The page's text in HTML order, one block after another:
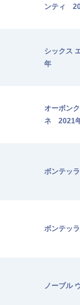
ンティ
シックス
年
オーボン
ネ 2021
ボンテッ
ボンテッ
ノーブル